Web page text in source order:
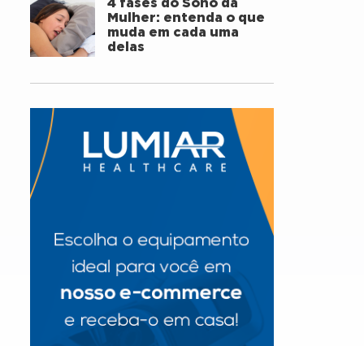
Mulher: entenda o que
muda em cada uma
delas